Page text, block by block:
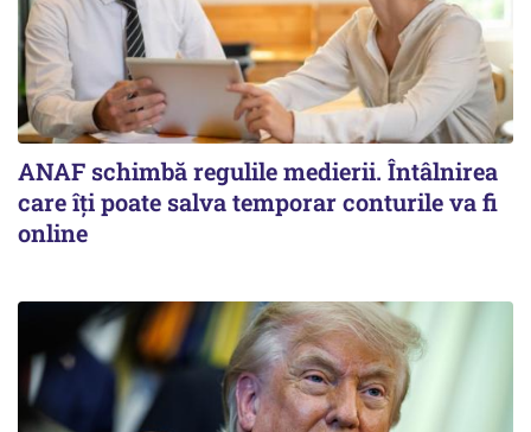
ANAF schimbă regulile medierii. Întâlnirea
care îți poate salva temporar conturile va fi
online